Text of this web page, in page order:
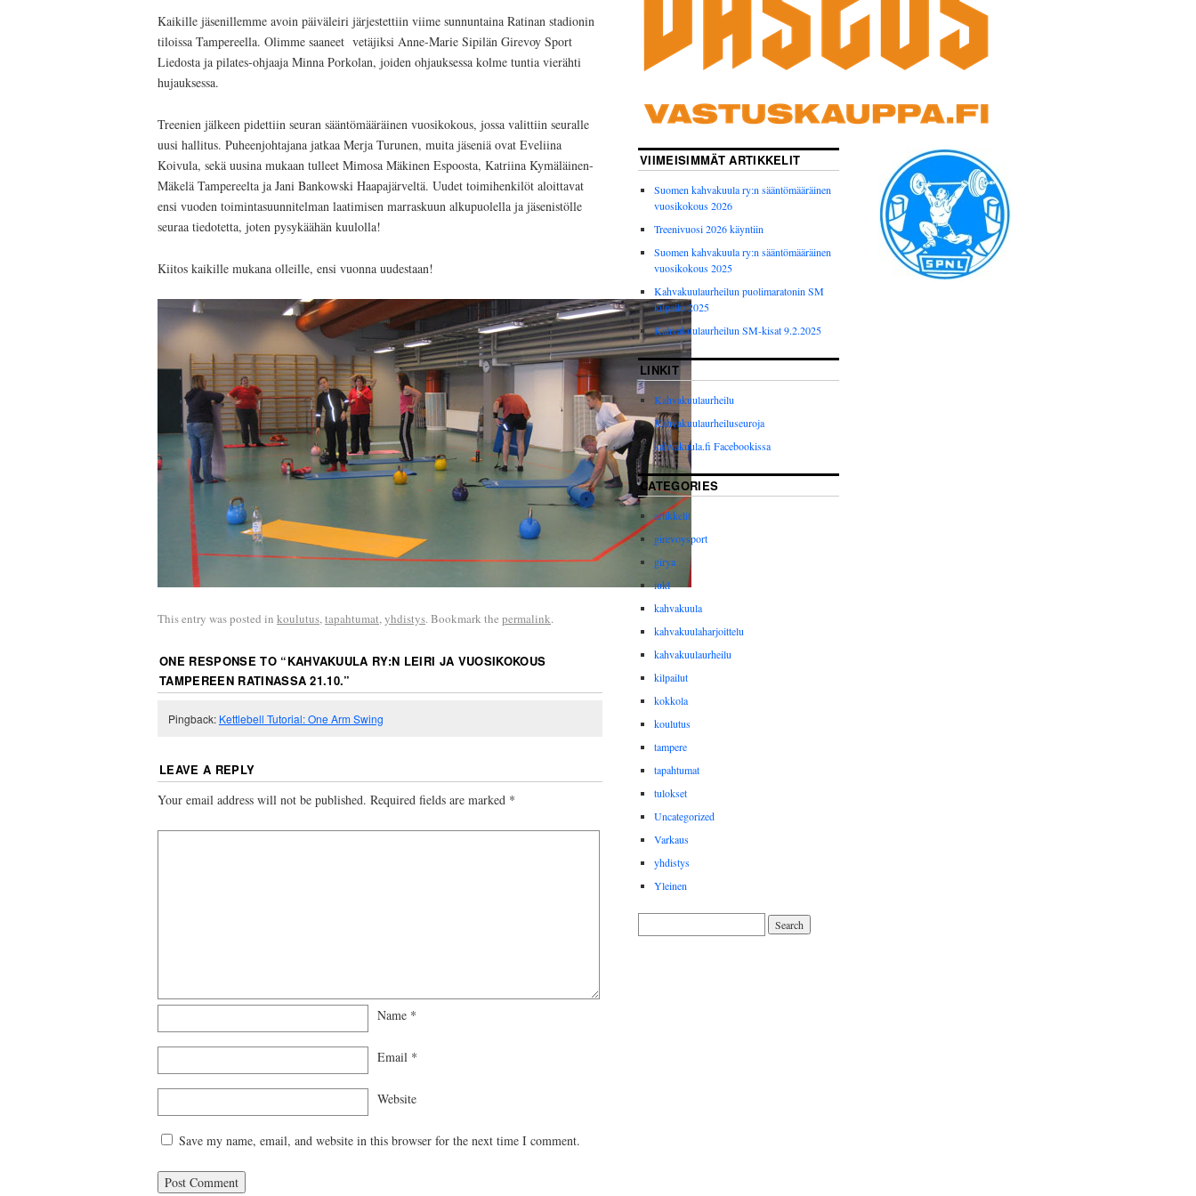
Kaikille jäsenillemme avoin päiväleiri järjestettiin viime sunnuntaina Ratinan stadionin
tiloissa Tampereella. Olimme saaneet vetäjiksi Anne-Marie Sipilän Girevoy Sport
Liedosta ja pilates-ohjaaja Minna Porkolan, joiden ohjauksessa kolme tuntia vierähti
hujauksessa.
Treenien jälkeen pidettiin seuran sääntömääräinen vuosikokous, jossa valittiin seuralle
uusi hallitus. Puheenjohtajana jatkaa Merja Turunen, muita jäseniä ovat Eveliina
Koivula, sekä uusina mukaan tulleet Mimosa Mäkinen Espoosta, Katriina Kymäläinen-
Mäkelä Tampereelta ja Jani Bankowski Haapajärveltä. Uudet toimihenkilöt aloittavat
ensi vuoden toimintasuunnitelman laatimisen marraskuun alkupuolella ja jäsenistölle
seuraa tiedotetta, joten pysykäähän kuulolla!
Kiitos kaikille mukana olleille, ensi vuonna uudestaan!
This entry was posted in koulutus,tapahtumat,yhdistys. Bookmark the permalink.
ONE RESPONSE TO “KAHVAKUULA RY:N LEIRI JA VUOSIKOKOUS
TAMPEREEN RATINASSA 21.10.”
Pingback: Kettlebell Tutorial: One Arm Swing
LEAVE A REPLY
Your email address will not be published. Required fields are marked *
Name *
Email *
Website
Save my name, email, and website in this browser for the next time I comment.
VIIMEISIMMÄT ARTIKKELIT
Suomen kahvakuula ry:n sääntömääräinen
vuosikokous 2026
Treenivuosi 2026 käyntiin
Suomen kahvakuula ry:n sääntömääräinen
vuosikokous 2025
Kahvakuulaurheilun puolimaratonin SM
kilpailu 2025
Kahvakuulaurheilun SM-kisat 9.2.2025
LINKIT
Kahvakuulaurheilu
Kahvakuulaurheiluseuroja
kahvakuula.fi Facebookissa
CATEGORIES
artikkelit
girevoysport
girya
iukl
kahvakuula
kahvakuulaharjoittelu
kahvakuulaurheilu
kilpailut
kokkola
koulutus
tampere
tapahtumat
tulokset
Uncategorized
Varkaus
yhdistys
Yleinen